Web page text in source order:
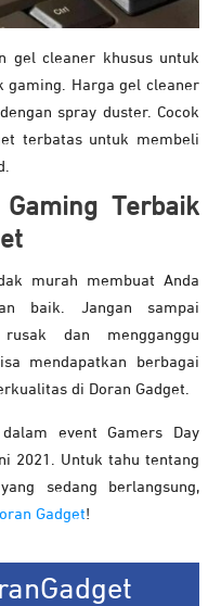
gel cleaner khusus untuk
gaming. Harga gel cleaner
spray duster. Cocok
terbatas untuk membeli
Terbaik
murah membuat Anda
baik. Jangan sampai
dan mengganggu
mendapatkan berbagai
di Doran Gadget.
event Gamers Day
2021. Untuk tahu tentang
sedang berlangsung,
Gadget!